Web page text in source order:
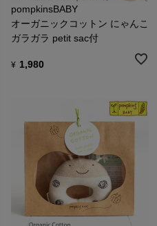
pompkinsBABY
オーガニックコットン にゃんこ
ガラガラ petit sac付
¥ 1,980